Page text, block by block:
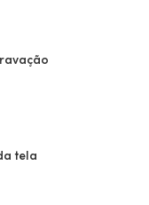
tela